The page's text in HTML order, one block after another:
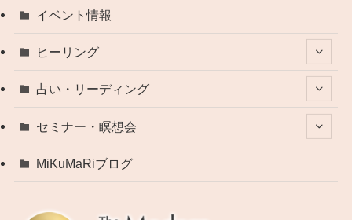
イベント情報
ヒーリング
占い・リーディング
セミナー・瞑想会
MiKuMaRiブログ